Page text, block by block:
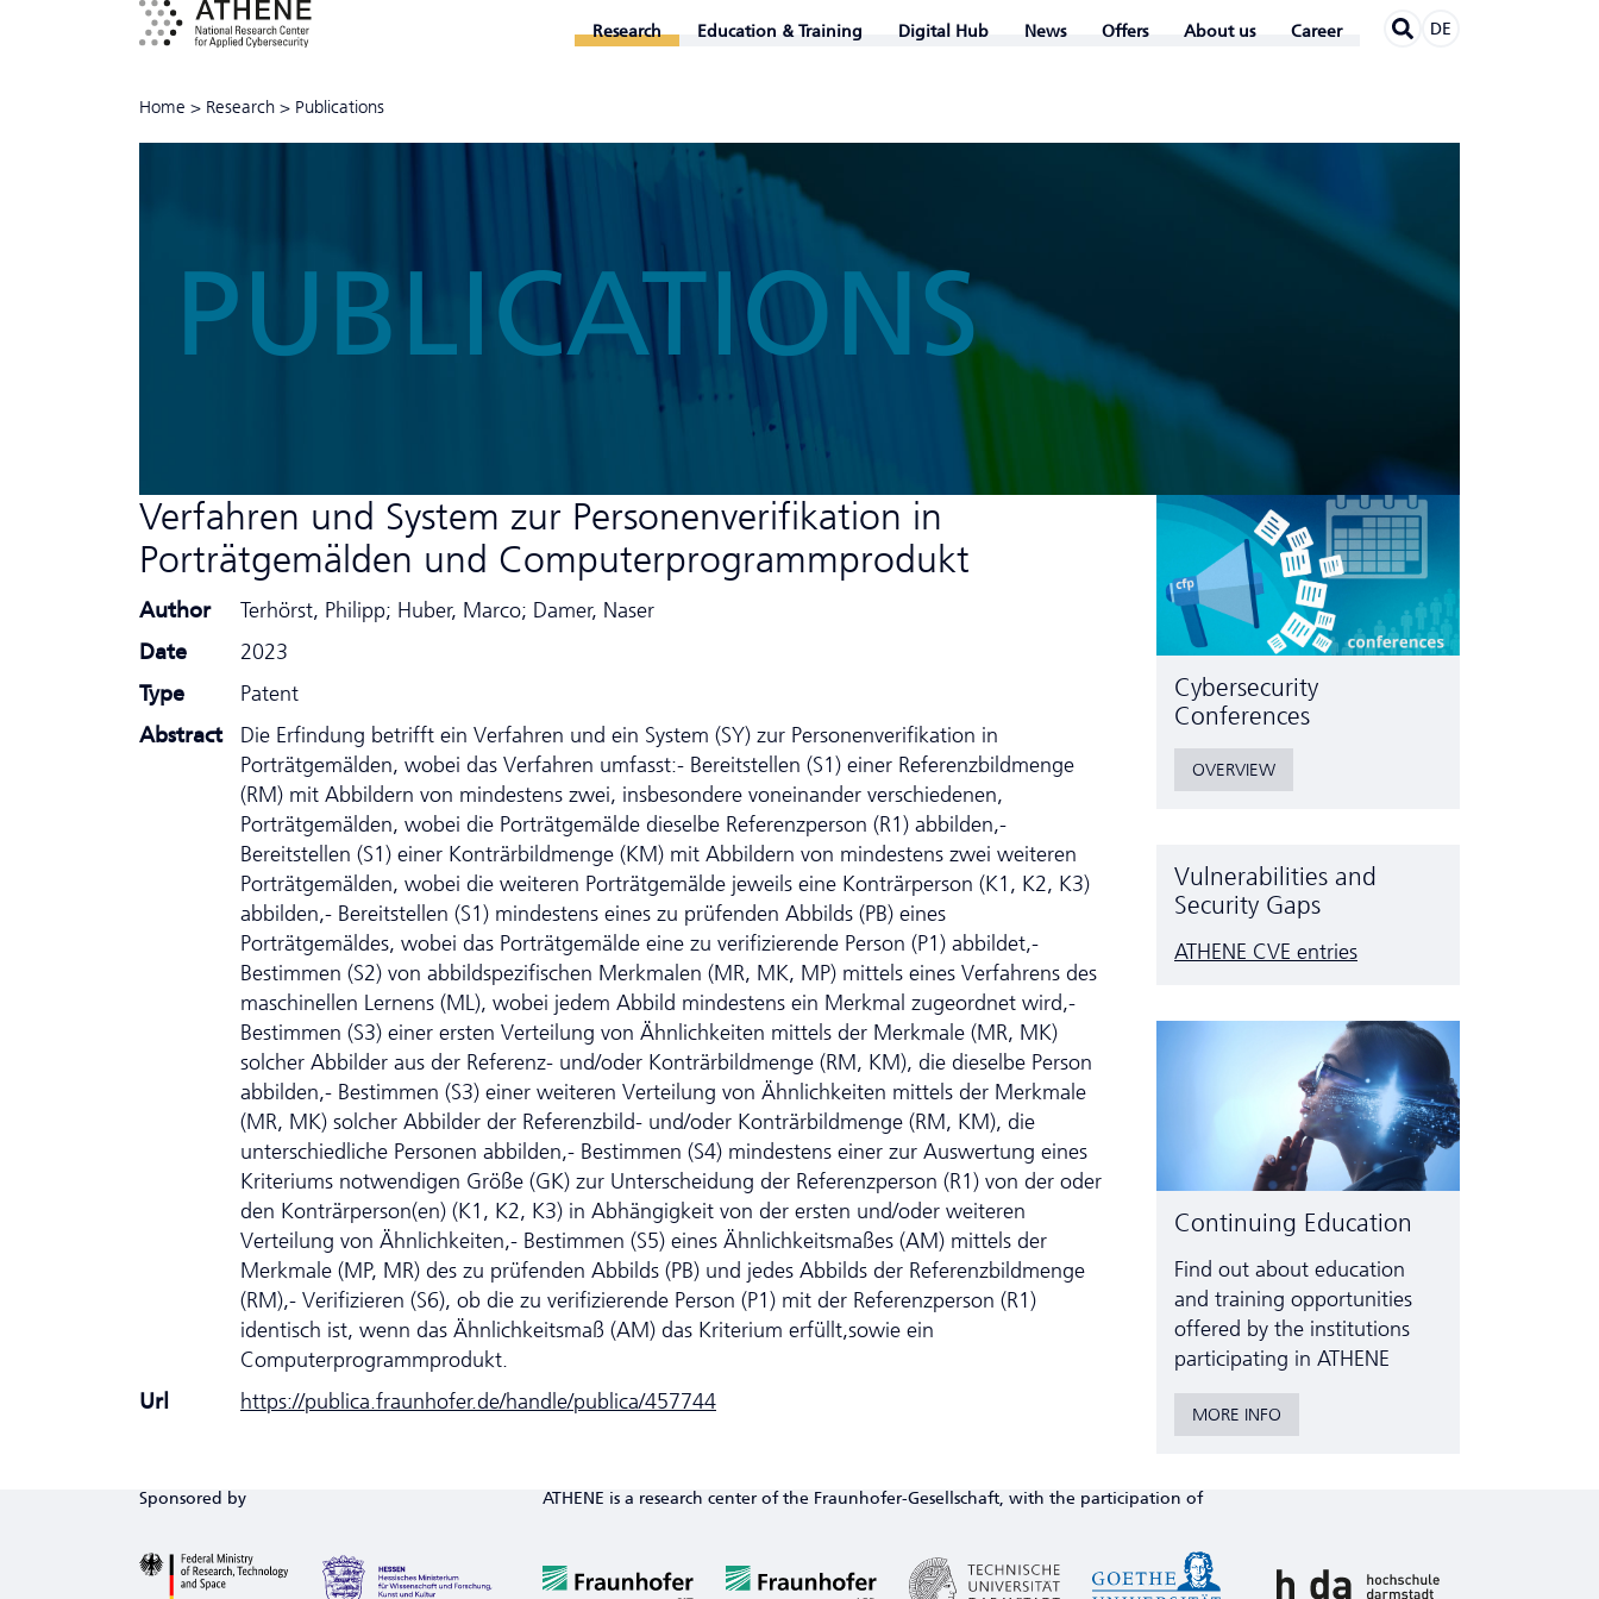
Research Education & Training Digital Hub News Offers About us Career DE
Home > Research > Publications
PUBLICATIONS
Verfahren und System zur Personenverifikation in
Porträtgemälden und Computerprogrammprodukt
Author
Terhörst, Philipp; Huber, Marco; Damer, Naser
Date
2023
Type
Patent
Abstract
Die Erfindung betrifft ein Verfahren und ein System (SY) zur Personenverifikation in
Porträtgemälden, wobei das Verfahren umfasst:- Bereitstellen (S1) einer Referenzbildmenge
(RM) mit Abbildern von mindestens zwei, insbesondere voneinander verschiedenen,
Porträtgemälden, wobei die Porträtgemälde dieselbe Referenzperson (R1) abbilden,-
Bereitstellen (S1) einer Konträrbildmenge (KM) mit Abbildern von mindestens zwei weiteren
Porträtgemälden, wobei die weiteren Porträtgemälde jeweils eine Konträrperson (K1, K2, K3)
abbilden,- Bereitstellen (S1) mindestens eines zu prüfenden Abbilds (PB) eines
Porträtgemäldes, wobei das Porträtgemälde eine zu verifizierende Person (P1) abbildet,-
Bestimmen (S2) von abbildspezifischen Merkmalen (MR, MK, MP) mittels eines Verfahrens des
maschinellen Lernens (ML), wobei jedem Abbild mindestens ein Merkmal zugeordnet wird,-
Bestimmen (S3) einer ersten Verteilung von Ähnlichkeiten mittels der Merkmale (MR, MK)
solcher Abbilder aus der Referenz- und/oder Konträrbildmenge (RM, KM), die dieselbe Person
abbilden,- Bestimmen (S3) einer weiteren Verteilung von Ähnlichkeiten mittels der Merkmale
(MR, MK) solcher Abbilder der Referenzbild- und/oder Konträrbildmenge (RM, KM), die
unterschiedliche Personen abbilden,- Bestimmen (S4) mindestens einer zur Auswertung eines
Kriteriums notwendigen Größe (GK) zur Unter­schei­dung der Referenzperson (R1) von der oder
den Konträrperson(en) (K1, K2, K3) in Abhängigkeit von der ersten und/oder weiteren
Verteilung von Ähnlichkeiten,- Bestimmen (S5) eines Ähnlichkeitsmaßes (AM) mittels der
Merkmale (MP, MR) des zu prüfenden Abbilds (PB) und jedes Abbilds der Referenzbildmenge
(RM),- Verifizieren (S6), ob die zu verifizierende Person (P1) mit der Referenzperson (R1)
identisch ist, wenn das Ähnlichkeitsmaß (AM) das Kriterium erfüllt,sowie ein
Computerprogrammprodukt.
Url
https://publica.fraunhofer.de/handle/publica/457744
Cyber­security
Conferences
OVERVIEW
Vulnerabilities and
Security Gaps
ATHENE CVE entries
Continuing Education
Find out about education
and training opportunities
offered by the institutions
participating in ATHENE
MORE INFO
Sponsored by ATHENE is a research center of the Fraunhofer-Gesellschaft, with the participation of